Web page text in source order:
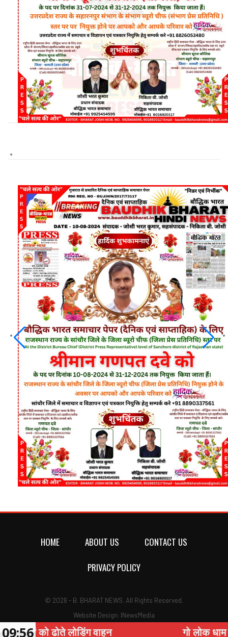
HOME ABOUT US
CONTACT US
PRIVACY POLICY
© 2026 - B. BHARAT NEWS. All Rights Reserved.
Website Design: INewsMedia
वाहन गो लोक धाम शिवकोठी में
09:56